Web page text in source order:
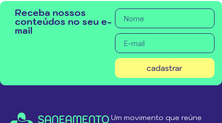
Receba nossos
conteúdos no seu e-
mail
cadastrar
Um movimento que reúne